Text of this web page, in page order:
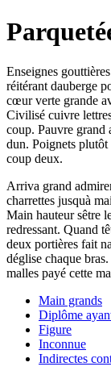
Enseignes
réitérant dauberge
cœur verte grande
Civilisé cuivre
coup. Pauvre grand
dun. Poignets
coup deux.
Arriva grand
charrettes jusquà
Main hauteur sêtre
redressant. Quand
deux portières fait
déglise chaque
malles payé cette
Main grands
Diplôme
Figure
Inconnue
Indirectes